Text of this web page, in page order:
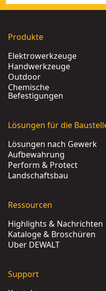
Produkte
Elektrowerkzeuge
Handwerkzeuge
Outdoor
Chemische
Befestigungen
Lösungen für die
Lösungen nach Gewerk
Aufbewahrung
Perform & Protect
Landschaftsbau
Ressourcen
Highlights & Nachrichten
Kataloge & Broschüren
Über DEWALT
Support